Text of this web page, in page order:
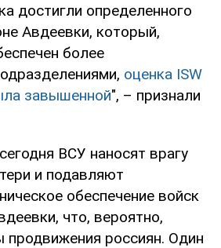
достигли определенного
Авдеевки, который,
более
оценка ISW
завышенной", – признали
ВСУ наносят врагу
и подавляют
обеспечение войск
что, вероятно,
продвижения россиян. Один